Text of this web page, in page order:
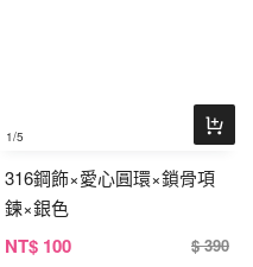
1/5
316鋼飾×愛心圓環×鎖骨項
鍊×銀色
NT$ 100 $ 390